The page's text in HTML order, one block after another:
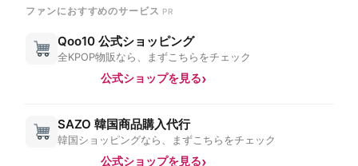
ファンにおすすめのサービス
Qoo10 公式ショッピング
全KPOP物販なら、まずこちらをチェック
公式ショップを見る
SAZO 韓国商品購入代行
韓国ショッピングなら、まずこちらをチェック
公式ショップを見る